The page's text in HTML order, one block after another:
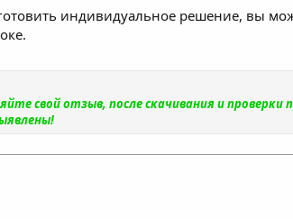
индивидуальное решение, вы
свой отзыв, после скачивания и